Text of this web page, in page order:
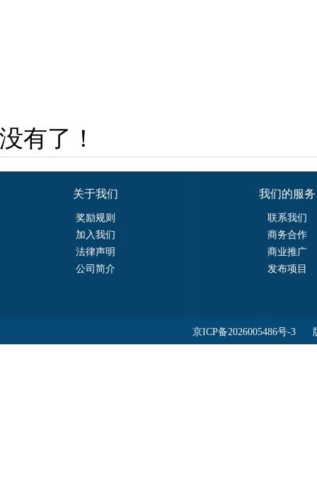
没有了！
关于我们
奖励规则
加入我们
法律声明
公司简介
我们的服务
联系我们
商务合作
商业推广
发布项目
京ICP备2026005486号-3